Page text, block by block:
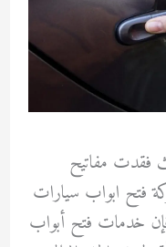
فقدت مفاتيح
فتح ابواب سيارات
خدمات فتح أبواب